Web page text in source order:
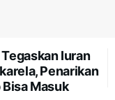
Iuran
Penarikan
Masuk